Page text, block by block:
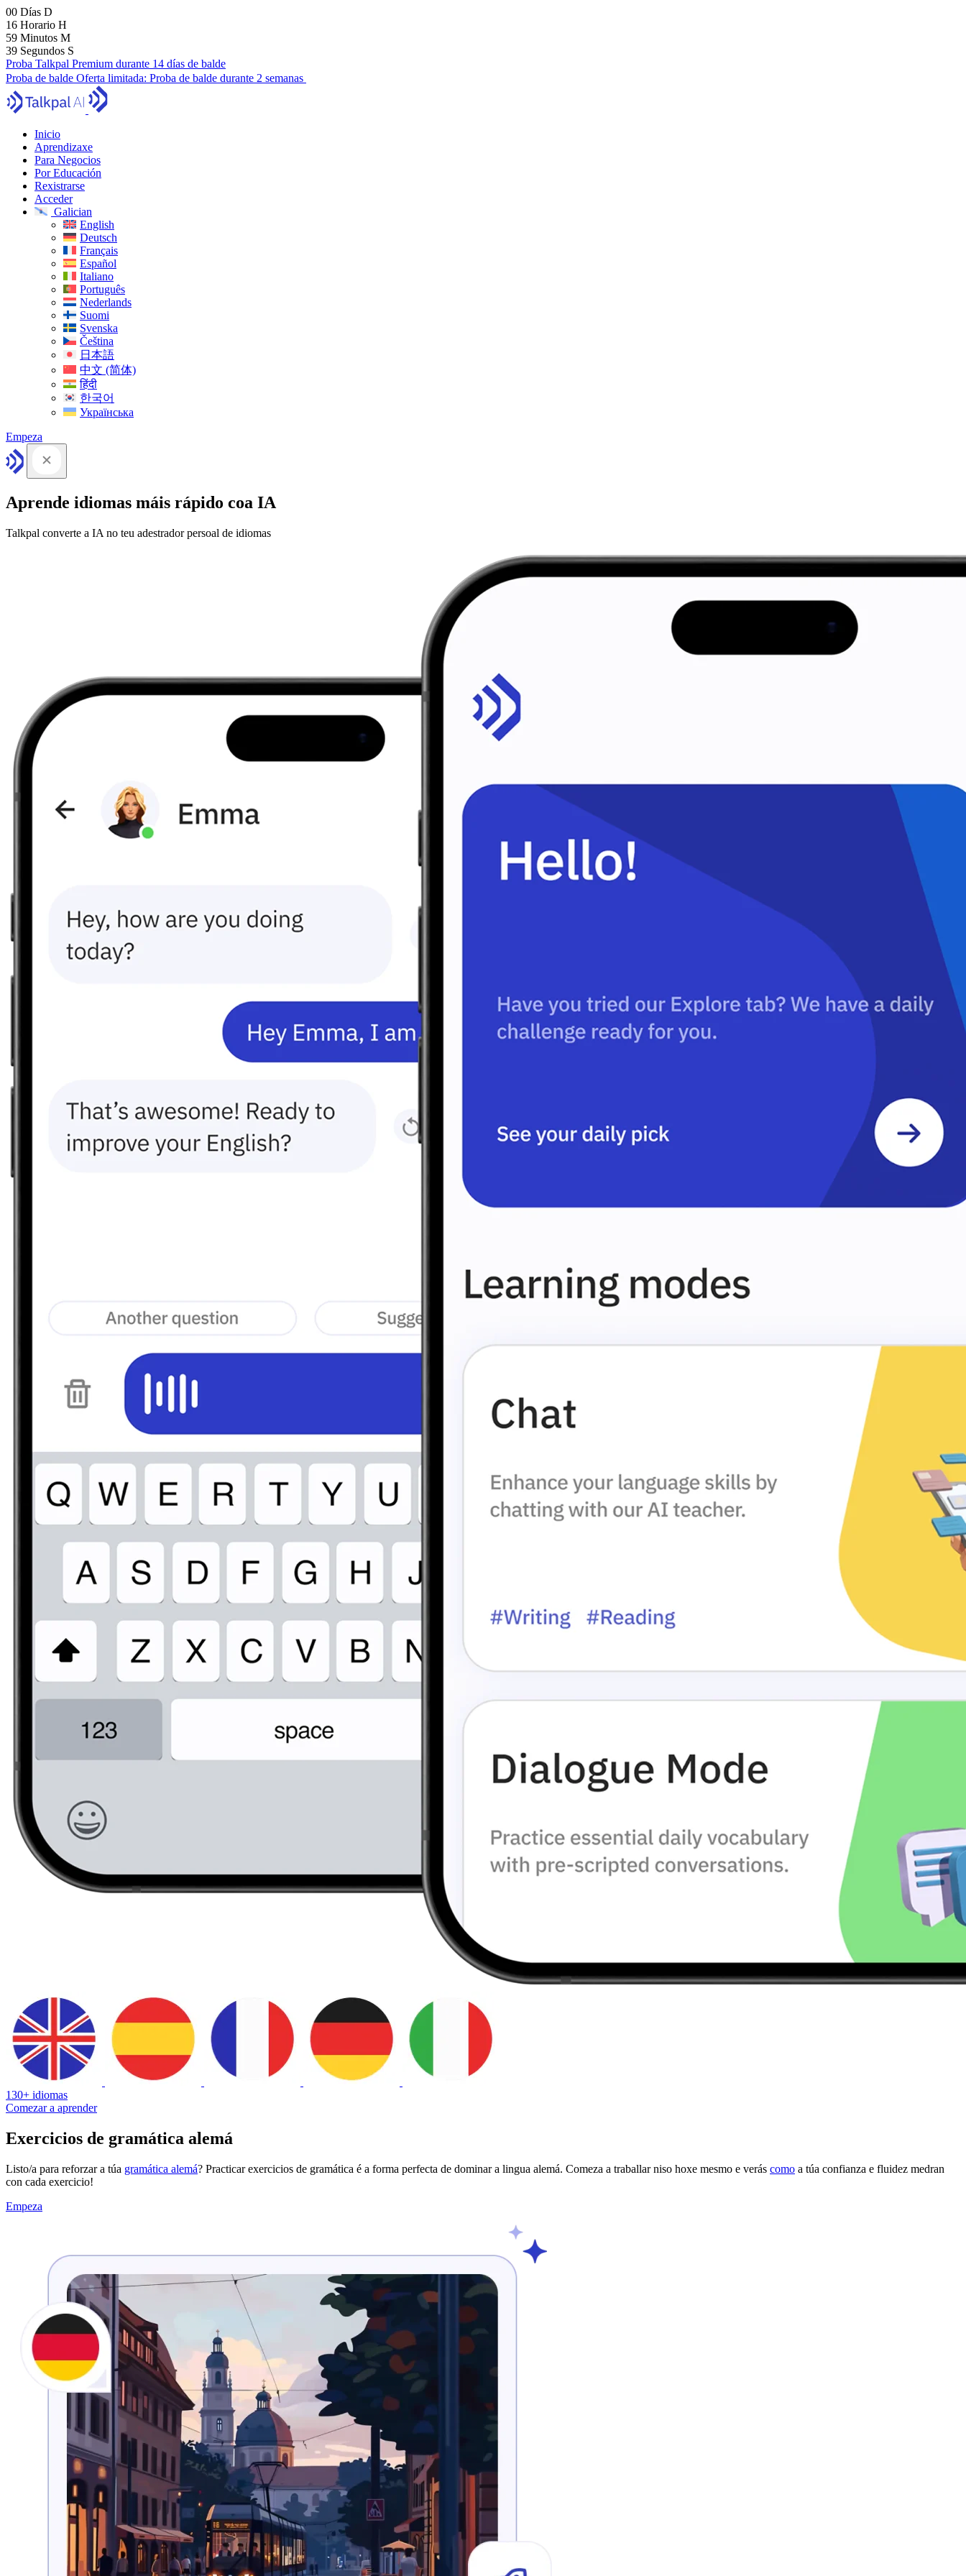
00 Días D
16 Horario H
59 Minutos M
38 Segundos S
Proba Talkpal Premium durante 14 días de balde
Proba de balde Oferta limitada: Proba de balde durante 2 semanas
Inicio
Aprendizaxe
Para Negocios
Por Educación
Rexistrarse
Acceder
Galician
English
Deutsch
Français
Español
Italiano
Português
Nederlands
Suomi
Svenska
Čeština
日本語
中文 (简体)
हिंदी
한국어
Українська
Empeza
Aprende idiomas máis rápido coa IA
Talkpal converte a IA no teu adestrador persoal de idiomas
130+ idiomas
Comezar a aprender
Exercicios de gramática alemá
Listo/a para reforzar a túa gramática alemá? Practicar exercicios de gramática é a forma perfecta de dominar a lingua alemá. Comeza a traballar niso hoxe mesmo e verás como a túa confianza e fluidez medran
con cada exercicio!
Empeza